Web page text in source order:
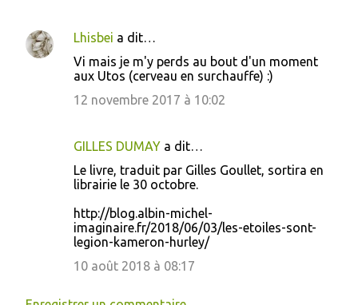
Lhisbei a dit…
Vi mais je m'y perds au bout d'un moment
aux Utos (cerveau en surchauffe) :)
12 novembre 2017 à 10:02
GILLES DUMAY a dit…
Le livre, traduit par Gilles Goullet, sortira en
librairie le 30 octobre.
http://blog.albin-michel-
imaginaire.fr/2018/06/03/les-etoiles-sont-
legion-kameron-hurley/
10 août 2018 à 08:17